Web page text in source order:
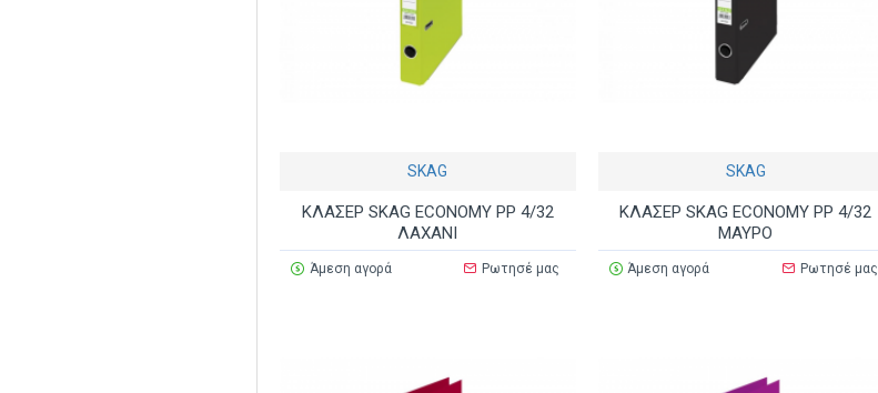
SKAG
ΚΛΑΣΕΡ SKAG ECONOMY PP 4/32
ΛΑΧΑΝΙ
Άμεση αγορά Ρωτησέ μας
SKAG
ΚΛΑΣΕΡ SKAG ECONOMY PP 4/32
ΜΑΥΡΟ
Άμεση αγορά Ρωτησέ μας